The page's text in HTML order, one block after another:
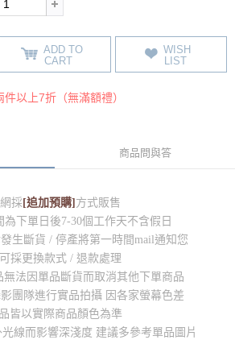
ADD TO
CART
WISH
LIST
以上7折（無滿額禮）
商品問與答
採 [追加預購] 方式販售
為下單日後7-30個工作天不含假日
生斷貨 / 停產將第一時間mail通知您
採更換款式 / 退款處理
無法因單品斷貨而取消其他下單商品
團隊進行實品拍攝 因各家螢幕色差
皆以實際商品顏色為準
線而影響深淺度 建議多參考單品圖片